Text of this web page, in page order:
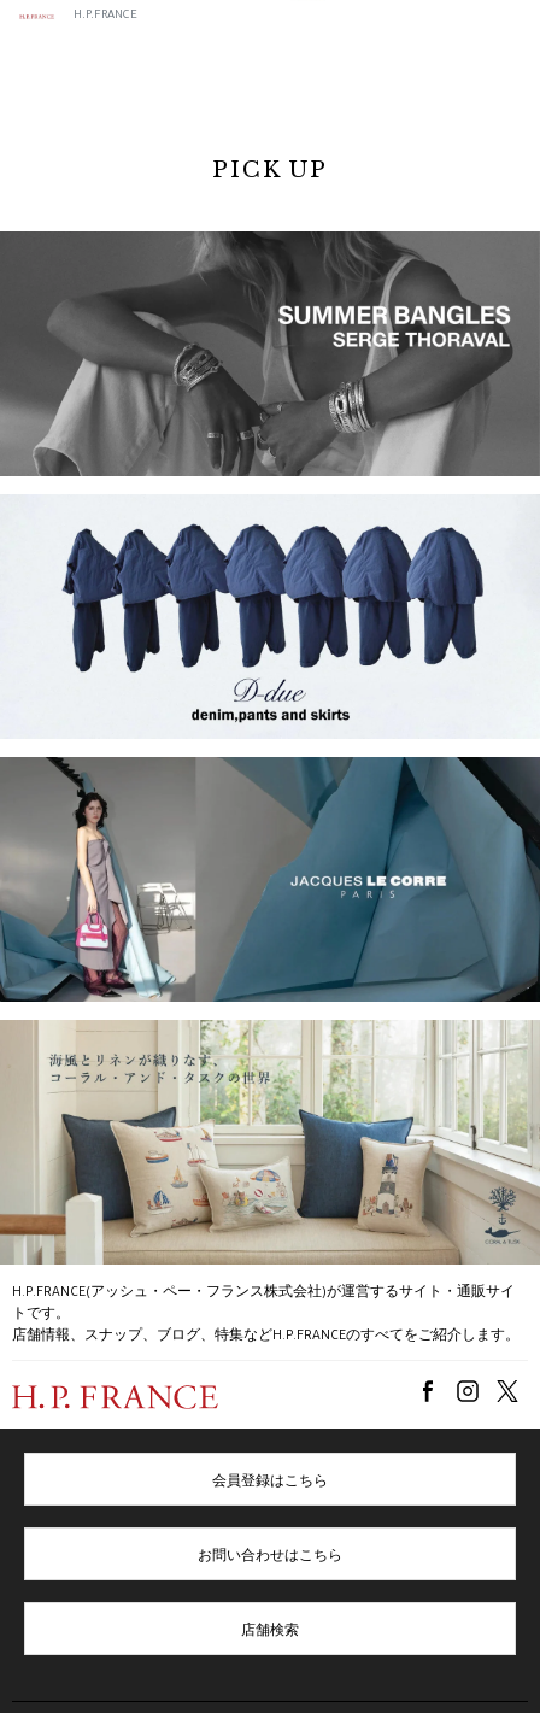
H.P.FRANCE
PICK UP
H.P.FRANCE(アッシュ・ペー・フランス株式会社)が運営するサイト・通販サイ
トです。
店舗情報、スナップ、ブログ、特集などH.P.FRANCEのすべてをご紹介します。
会員登録はこちら
お問い合わせはこちら
店舗検索